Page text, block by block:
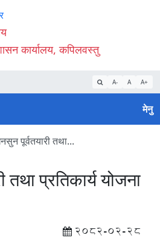
कार्यालय, कपिलवस्तु
A- A A+
मेनु
पूर्वतयारी तथा...
तथा प्रतिकार्य योजना
2082-02-28